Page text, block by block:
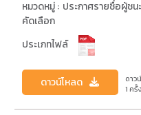
หมวดหมู่ : ประกาศรายชื่อผู้ชน
คัดเลือก
ประเภทไฟล์
ดาวน์โหลด
ดาว
1 ครั้ง